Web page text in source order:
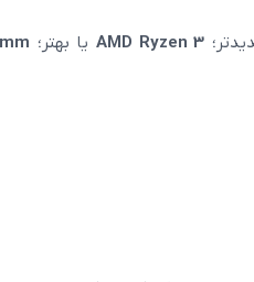
AMD Ryzen 3 یا بهتر؛